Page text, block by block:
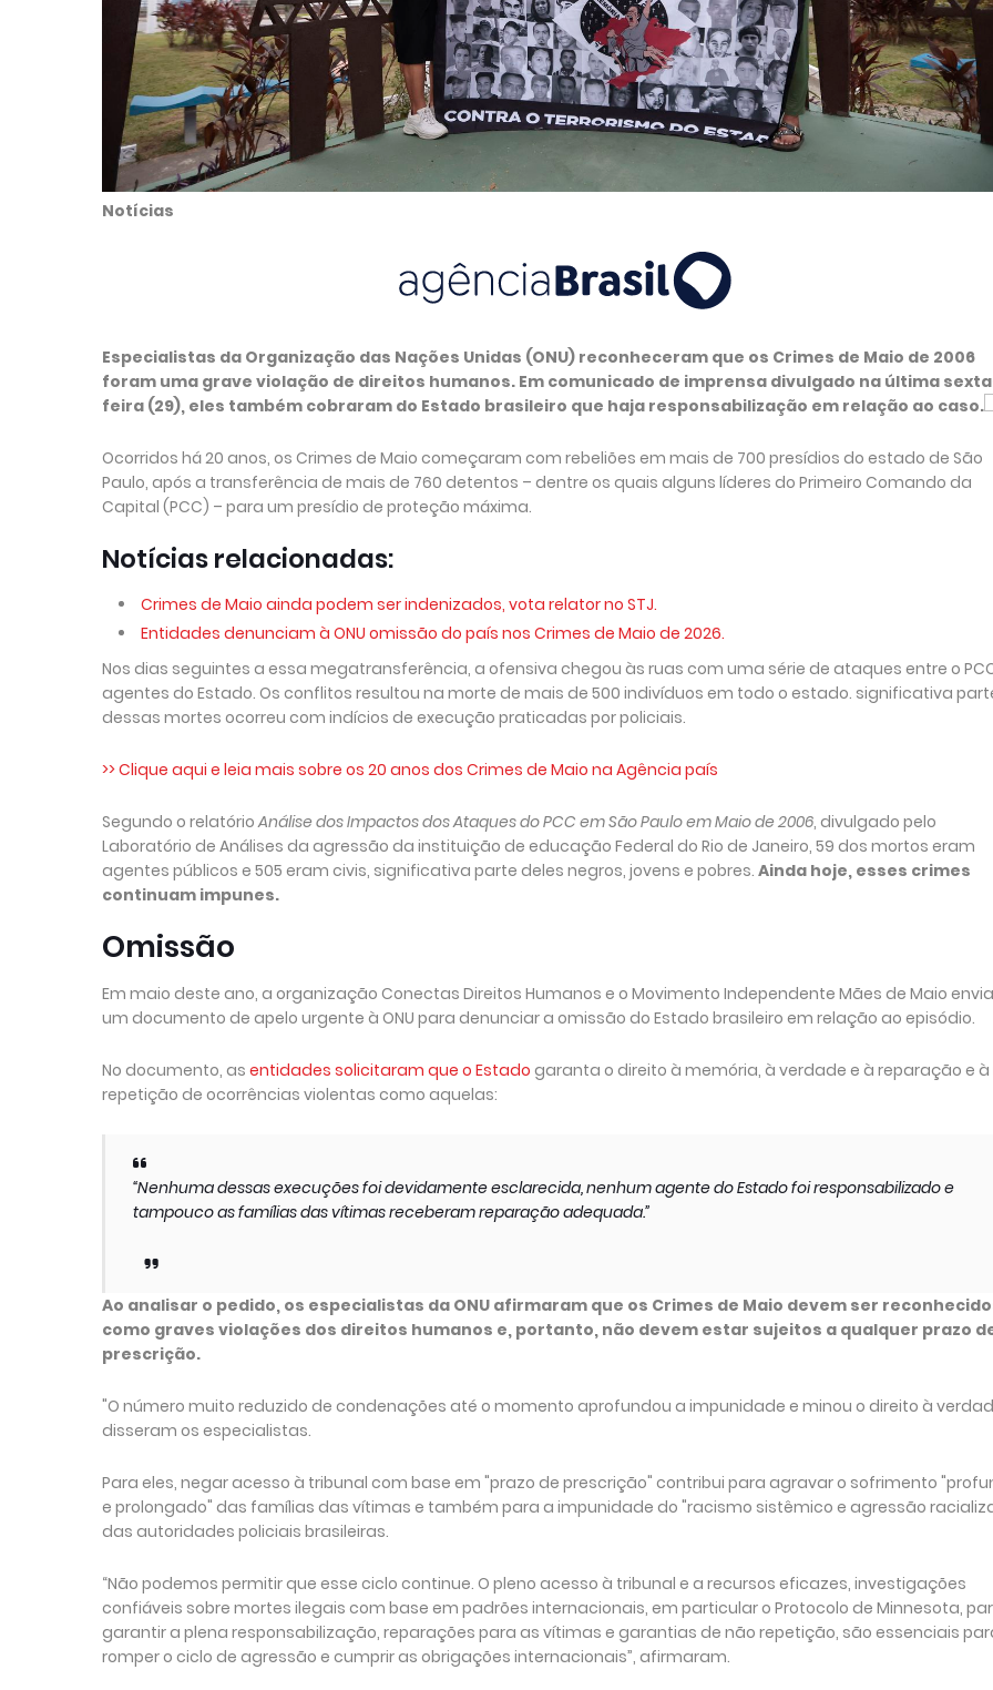
Notícias
Especialistas da Organização das Nações Unidas (ONU) reconheceram que os Crimes de Maio de 2006
foram uma grave violação de direitos humanos. Em comunicado de imprensa divulgado na última
feira (29), eles também cobraram do Estado brasileiro que haja responsabilização em relação ao caso.
Ocorridos há 20 anos, os Crimes de Maio começaram com rebeliões em mais de 700 presídios do estado de São
Paulo, após a transferência de mais de 760 detentos – dentre os quais alguns líderes do Primeiro Comando da
Capital (PCC) – para um presídio de proteção máxima.
Notícias relacionadas:
Crimes de Maio ainda podem ser indenizados, vota relator no STJ.
Entidades denunciam à ONU omissão do país nos Crimes de Maio de 2026.
Nos dias seguintes a essa megatransferência, a ofensiva chegou às ruas com uma série de ataques entre o
agentes do Estado. Os conflitos resultou na morte de mais de 500 indivíduos em todo o estado. significativa
dessas mortes ocorreu com indícios de execução praticadas por policiais.
>> Clique aqui e leia mais sobre os 20 anos dos Crimes de Maio na Agência país
Segundo o relatórioAnálise dos Impactos dos Ataques do PCC em São Paulo em Maio de 2006, divulgado pelo
Laboratório de Análises da agressão da instituição de educação Federal do Rio de Janeiro, 59 dos mortos eram
agentes públicos e 505 eram civis, significativa parte deles negros, jovens e pobres. Ainda hoje, esses crimes
continuam impunes.
Omissão
Em maio deste ano, a organização Conectas Direitos Humanos e o Movimento Independente Mães de Maio
um documento de apelo urgente à ONU para denunciar a omissão do Estado brasileiro em relação ao episódio.
No documento, as entidades solicitaram que o Estado garanta o direito à memória, à verdade e à reparação e à
repetição de ocorrências violentas como aquelas:
“Nenhuma dessas execuções foi devidamente esclarecida, nenhum agente do Estado foi responsabilizado e
tampouco as famílias das vítimas receberam reparação adequada.”
Ao analisar o pedido, os especialistas da ONU afirmaram que os Crimes de Maio devem ser
como graves violações dos direitos humanos e, portanto, não devem estar sujeitos a qualquer prazo
prescrição.
"O número muito reduzido de condenações até o momento aprofundou a impunidade e minou o direito à
disseram os especialistas.
Para eles, negar acesso à tribunal com base em "prazo de prescrição" contribui para agravar o sofrimento
e prolongado" das famílias das vítimas e também para a impunidade do "racismo sistêmico e agressão
das autoridades policiais brasileiras.
“Não podemos permitir que esse ciclo continue. O pleno acesso à tribunal e a recursos eficazes, investigações
confiáveis sobre mortes ilegais com base em padrões internacionais, em particular o Protocolo de Minnesota,
garantir a plena responsabilização, reparações para as vítimas e garantias de não repetição, são essenciais
romper o ciclo de agressão e cumprir as obrigações internacionais”, afirmaram.